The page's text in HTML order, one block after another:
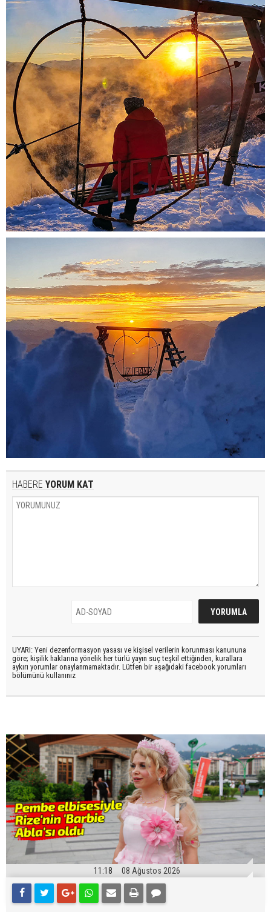
HABERE YORUM KAT
UYARI: Yeni dezenformasyon yasası ve kişisel verilerin korunması kanununa
göre; kişilik haklarına yönelik her türlü yayın suç teşkil ettiğinden, kurallara
aykırı yorumlar onaylanmamaktadır. Lütfen bir aşağıdaki facebook yorumları
bölümünü kullanınız
11:18 08 Ağustos 2026